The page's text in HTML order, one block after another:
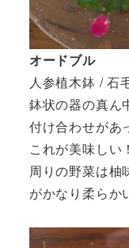
オードブル
人参植木鉢 / 石
鉢状の器の真ん
付け合わせがあ
これが美味しい
周りの野菜は柚
がかなり柔らか